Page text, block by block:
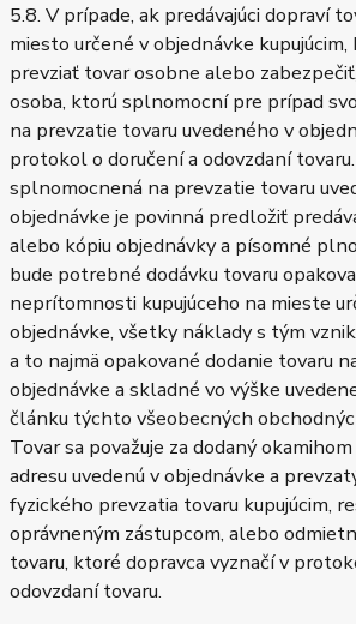
5.8. V prípade, ak predávajúci dopraví
miesto určené v objednávke kupujúcim,
prevziať tovar osobne alebo
osoba, ktorú splnomocní pre prípad
na prevzatie tovaru uvedeného v
protokol o doručení a odovzdaní
splnomocnená na prevzatie tovaru
objednávke je povinná predložiť
alebo kópiu objednávky a písomné
bude potrebné dodávku tovaru
neprítomnosti kupujúceho na mieste
objednávke, všetky náklady s tým
a to najmä opakované dodanie tovaru
objednávke a skladné vo výške
článku týchto všeobecných
Tovar sa považuje za dodaný
adresu uvedenú v objednávke a
fyzického prevzatia tovaru kupujúcim,
oprávneným zástupcom, alebo
tovaru, ktoré dopravca vyznačí v
odovzdaní tovaru.